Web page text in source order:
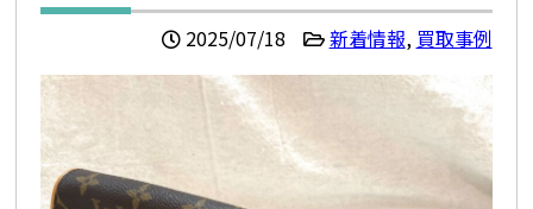
2025/07/18 新着情報, 買取事例